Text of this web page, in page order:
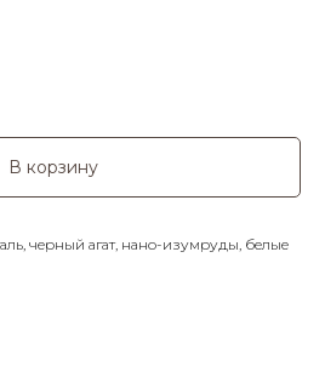
В корзину
черный агат, нано-изумруды, белые